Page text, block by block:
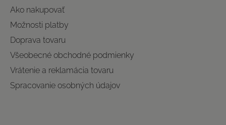
Ako nakupovať
Možnosti platby
Doprava tovaru
Všeobecné obchodné podmienky
Vrátenie a reklamácia tovaru
Spracovanie osobných údajov